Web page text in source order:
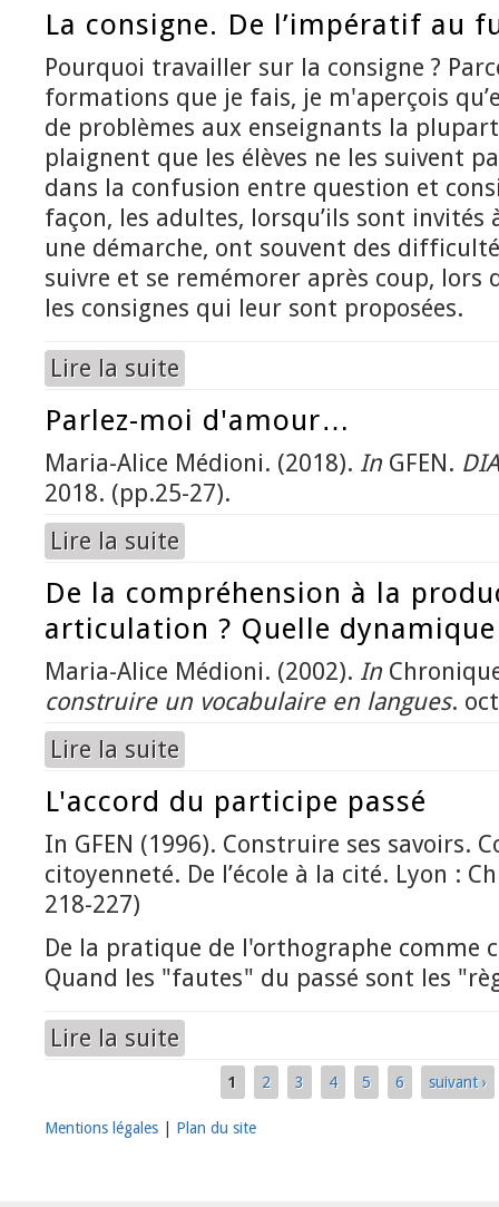
La consigne. De l’impératif au
Pourquoi travailler sur la consigne ?
formations que je fais, je m'aperçois
de problèmes aux enseignants la
plaignent que les élèves ne les suivent
dans la confusion entre question et
façon, les adultes, lorsqu’ils sont invités
une démarche, ont souvent des
suivre et se remémorer après coup, lors
les consignes qui leur sont proposées.
Lire la suite
Parlez-moi d'amour…
Maria-Alice Médioni. (2018). In GFEN.
2018. (pp.25-27).
Lire la suite
De la compréhension à la
articulation ? Quelle dynamique
Maria-Alice Médioni. (2002). In
construire un vocabulaire en langues.
Lire la suite
L'accord du participe passé
In GFEN (1996). Construire ses savoirs.
citoyenneté. De l’école à la cité. Lyon :
218-227)
De la pratique de l'orthographe comme
Quand les "fautes" du passé sont les
Lire la suite
1 2 3 4 5 6 suivant ›
Mentions légales Plan du site